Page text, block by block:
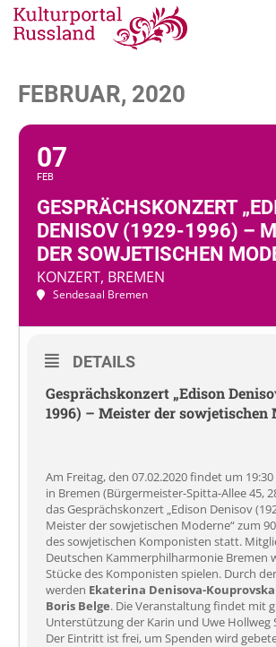
FEBRUAR, 2020
07
FEB
GESPRÄCHSKONZERT
DENISOV (1929-1996) –
DER SOWJETISCHEN
KONZERT, BREMEN
Sendesaal Bremen
DETAILS
Gesprächskonzert „Edison
1996) – Meister der sowjetischen
Am Freitag, den 07.02.2020 findet um
in Bremen (Bürgermeister-Spitta-Allee 45,
das Gesprächskonzert „Edison Denisov
Meister der sowjetischen Moderne“ zum
des sowjetischen Komponisten statt.
Deutschen Kammerphilharmonie Bremen
Stücke des Komponisten spielen. Durch
werden Ekaterina Denisova-
Boris Belge. Die Veranstaltung findet mit
Unterstützung der Karin und Uwe
Der Eintritt ist frei, um Spenden wird